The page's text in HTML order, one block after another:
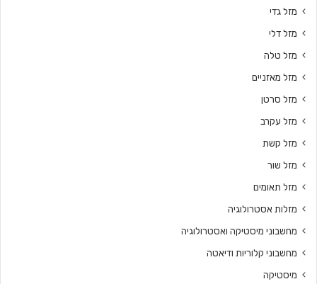
מזל גדי
מזל דלי
מזל טלה
מזל מאזניים
מזל סרטן
מזל עקרב
מזל קשת
מזל שור
מזל תאומים
מזלות אסטרולוגיה
מחשבוני מיסטיקה ואסטרולוגיה
מחשבוני קלוריות ודיאטה
מיסטיקה